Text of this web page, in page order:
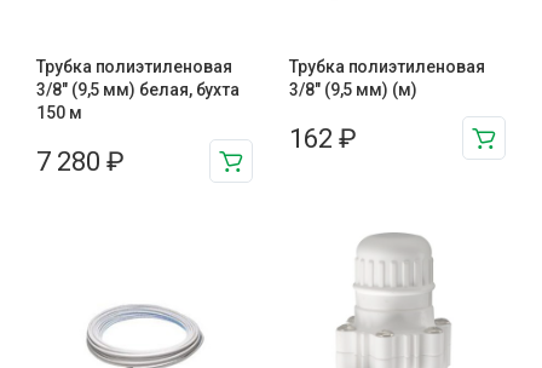
Трубка полиэтиленовая
3/8″ (9,5 мм) белая, бухта
150 м
7 280 ₽
Трубка полиэтиленовая
3/8″ (9,5 мм) (м)
162 ₽